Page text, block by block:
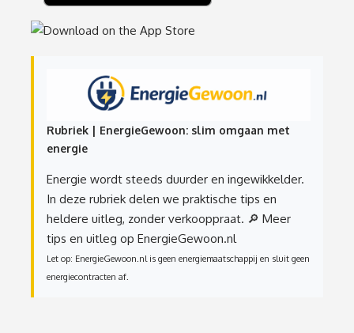
Rubriek | EnergieGewoon: slim omgaan met
energie
Energie wordt steeds duurder en ingewikkelder.
In deze rubriek delen we praktische tips en
heldere uitleg, zonder verkooppraat. 🔎 Meer
tips en uitleg op EnergieGewoon.nl
Let op: EnergieGewoon.nl is geen energiemaatschappij en sluit geen
energiecontracten af.